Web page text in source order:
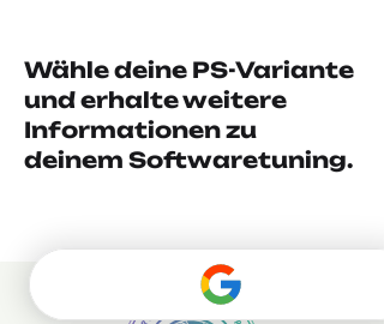
Wähle deine PS-Variante
und erhalte weitere
Informationen zu
deinem Softwaretuning.